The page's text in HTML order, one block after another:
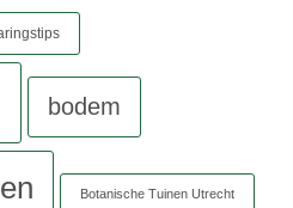
bodem
Botanische Tuinen Utrecht